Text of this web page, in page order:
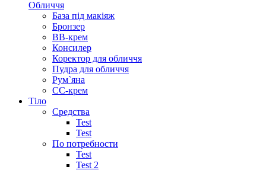
Обличчя
База під макіяж
Бронзер
ВВ-крем
Консилер
Коректор для обличчя
Пудра для обличчя
Рум`яна
СС-крем
Тіло
Средства
Test
Test
По потребности
Test
Test 2